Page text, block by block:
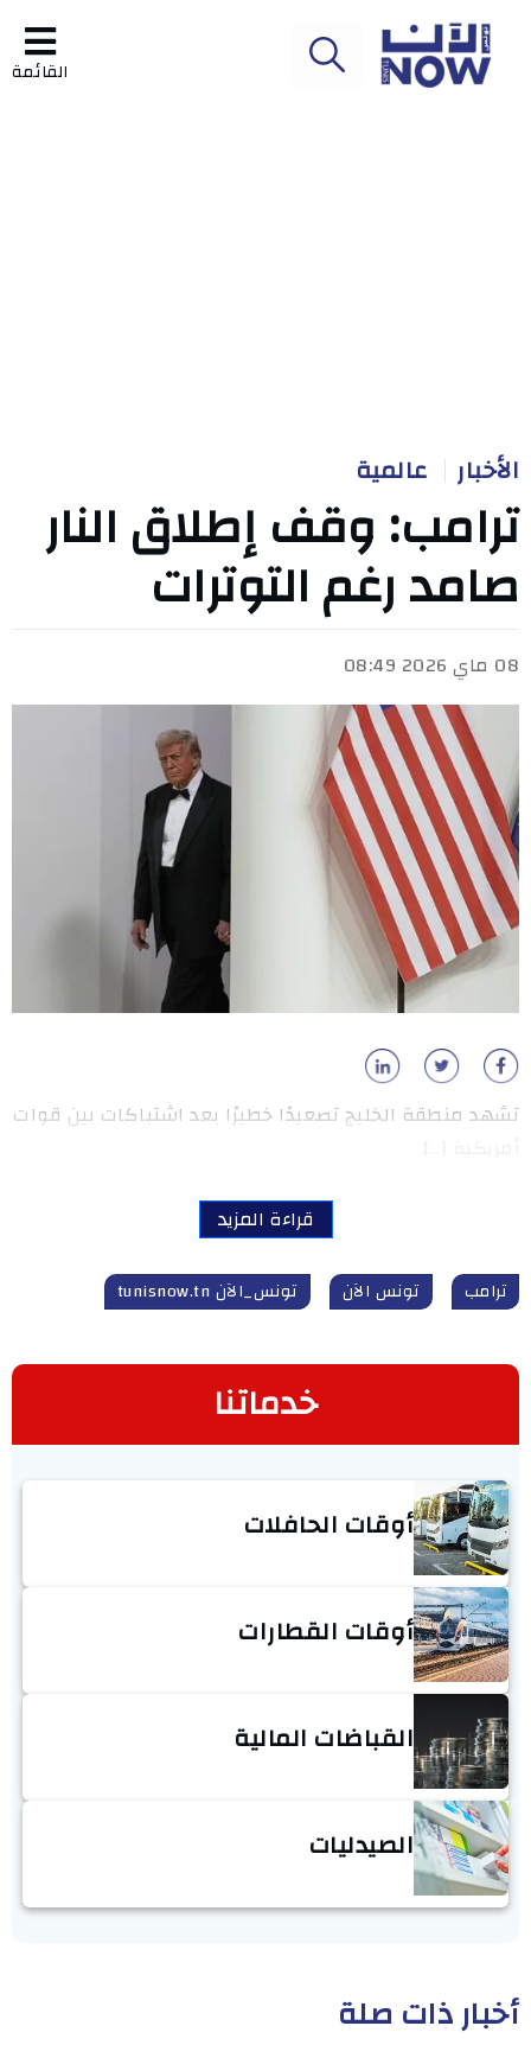
القائمة
الأخبار عالمية
ترامب: وقف إطلاق النار
صامد رغم التوترات
08 ماي 2026 08:49
تشهد منطقة الخليج تصعيدًا خطيرًا بعد اشتباكات بين قوات
قراءة المزيد
ترامب تونس الآن تونس_الآن tunisnow.tn
خدماتنا
أوقات الحافلات
أوقات القطارات
القباضات المالية
الصيدليات
أخبار ذات صلة